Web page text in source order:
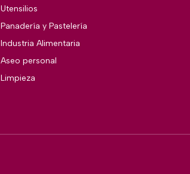
Utensilios
Panadería y Pastelería
Industria Alimentaria
Aseo personal
Limpieza